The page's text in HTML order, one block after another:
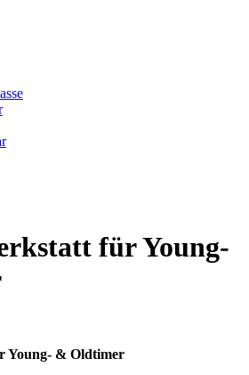
für Young-
Young- & Oldtimer